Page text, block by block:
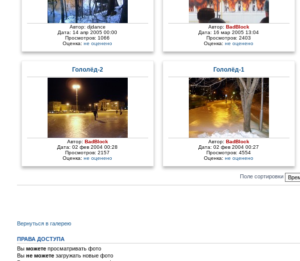
Автор: djdance
Дата: 14 апр 2005 00:00
Просмотров: 1066
Оценка:не оценено
Автор: BadBlock
Дата: 16 мар 2005 13:04
Просмотров: 2403
Оценка:не оценено
Гололёд-2
Автор: BadBlock
Дата: 02 фев 2004 00:28
Просмотров: 2157
Оценка:не оценено
Гололёд-1
Автор: BadBlock
Дата: 02 фев 2004 00:27
Просмотров: 4554
Оценка:не оценено
Поле сортировки
Вернуться в галерею
ПРАВА ДОСТУПА
Вы можетепросматривать фото
Вы не можетезагружать новые фото